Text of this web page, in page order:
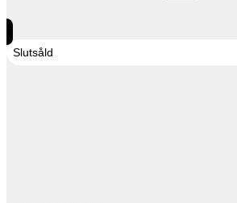
Slutsåld